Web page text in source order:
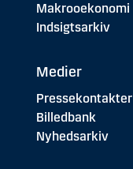
Makrooekonomi
Indsigtsarkiv
Medier
Pressekontakter
Billedbank
Nyhedsarkiv